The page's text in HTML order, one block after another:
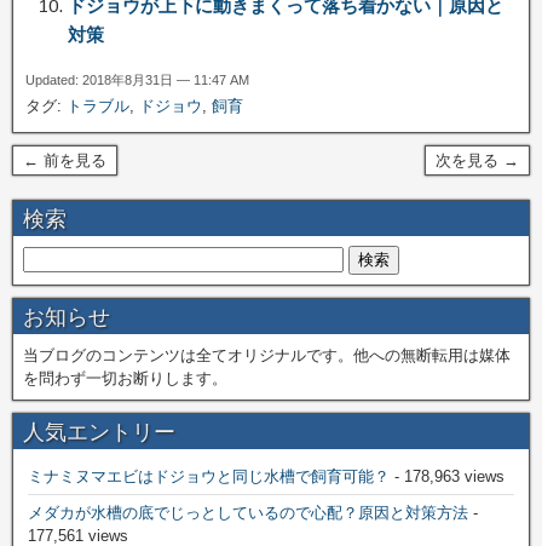
ドジョウが上下に動きまくって落ち着かない｜原因と
対策
Updated: 2018年8月31日 — 11:47 AM
タグ: トラブル, ドジョウ , 飼育
← 前を見る 次を見る →
検索
お知らせ
当ブログのコンテンツは全てオリジナルです。他への無断転用は媒体
を問わず一切お断りします。
人気エントリー
ミナミヌマエビはドジョウと同じ水槽で飼育可能？ - 178,963 views
メダカが水槽の底でじっとしているので心配？原因と対策方法 -
177,561 views